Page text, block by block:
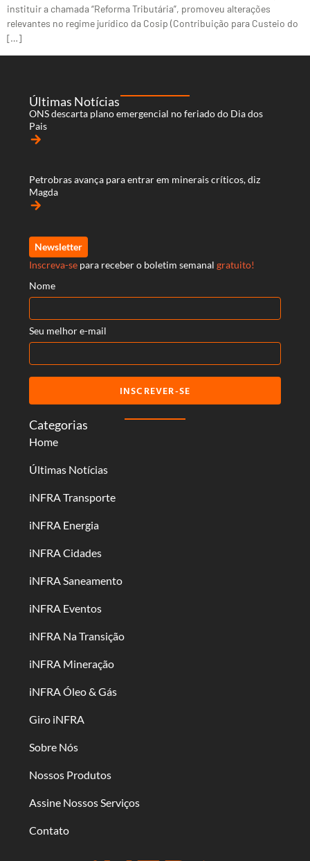
instituir a chamada “Reforma Tributária”, promoveu alterações
relevantes no regime jurídico da Cosip (Contribuição para Custeio do
[…]
Categorias
Home
Últimas Notícias
iNFRA Transporte
iNFRA Energia
iNFRA Cidades
iNFRA Saneamento
iNFRA Eventos
iNFRA Na Transição
iNFRA Mineração
iNFRA Óleo & Gás
Giro iNFRA
Sobre Nós
Nossos Produtos
Assine Nossos Serviços
Contato
Últimas Notícias
ONS descarta plano emergencial no feriado do Dia dos
Pais
arrow_forward
Petrobras avança para entrar em minerais críticos, diz
Magda
arrow_forward
Newsletter
Inscreva-se para receber o boletim semanal gratuito!
Nome
Seu melhor e-mail
INSCREVER-SE